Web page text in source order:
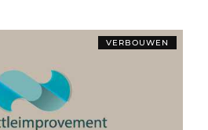
VERBOUWEN